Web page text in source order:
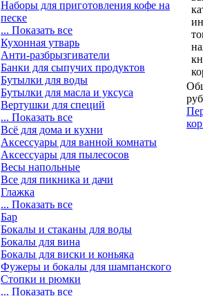
Наборы для приготовления кофе на
песке
... Показать все
Кухонная утварь
Анти-разбрызгиватели
Банки для сыпучих продуктов
Бутылки для воды
Бутылки для масла и уксуса
Вертушки для специй
... Показать все
Всё для дома и кухни
Аксессуары для ванной комнаты
Аксессуары для пылесосов
Весы напольные
Все для пикника и дачи
Глажка
... Показать все
Бар
Бокалы и стаканы для воды
Бокалы для вина
Бокалы для виски и коньяка
Фужеры и бокалы для шампанского
Стопки и рюмки
... Показать все